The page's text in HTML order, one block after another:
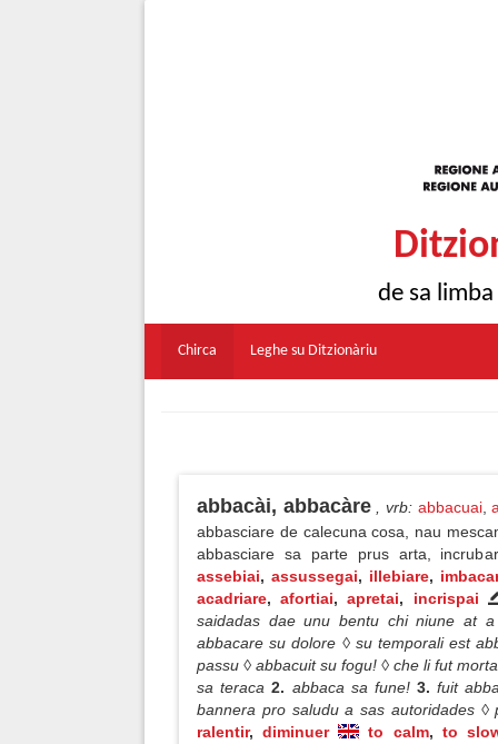
de sa
Chirca Leghe su Ditzionàriu
abbacài, abbacàre , vrb: abbacuai,
abbasciare de calecuna cosa, nau
abbasciare sa parte prus arta,
assebiai, assussegai, illebiare,
acadriare,afortiai,apretai, incrispai
saidadas dae unu bentu chi niune at
abbacare su dolore ◊ su temporali est
passu ◊ abbacuit su fogu! ◊ che li fut
sa teraca2. abbaca sa fune!3.fuit
bannera pro saludu a sas autoridades
ralentir, diminuer to calm, to